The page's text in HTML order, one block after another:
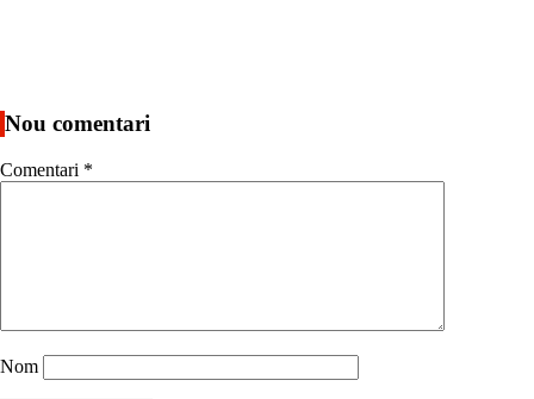
Nou comentari
Comentari *
Nom